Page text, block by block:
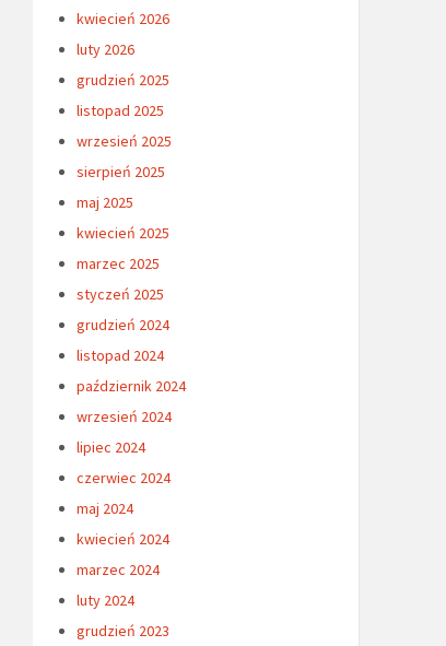
kwiecień 2026
luty 2026
grudzień 2025
listopad 2025
wrzesień 2025
sierpień 2025
maj 2025
kwiecień 2025
marzec 2025
styczeń 2025
grudzień 2024
listopad 2024
październik 2024
wrzesień 2024
lipiec 2024
czerwiec 2024
maj 2024
kwiecień 2024
marzec 2024
luty 2024
grudzień 2023